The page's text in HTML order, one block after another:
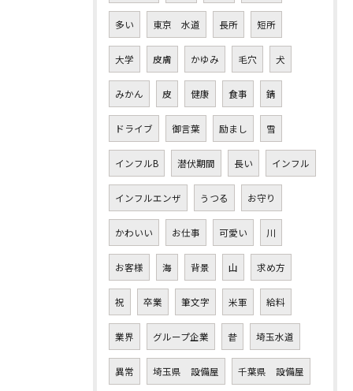
多い 東京 水道 長所 短所
大学 皮膚 かゆみ 毛穴 犬
みかん 皮 健康 食事 錆
ドライブ 御言葉 励まし 雪
インフルB 潜伏期間 長い インフル
インフルエンザ うつる お守り
かわいい お仕事 可愛い 川
お客様 海 背景 山 求め方
祝 卒業 筆文字 米軍 給料
業界 グループ企業 昔 埼玉水道
異常 埼玉県 設備屋 千葉県 設備屋